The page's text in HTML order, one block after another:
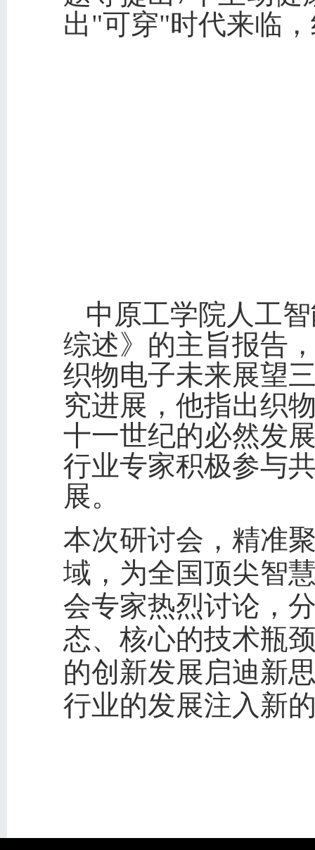
出"可穿"时代来临
中原工学院人工
综述》的主旨报告
织物电子未来展望
究进展，他指出织
十一世纪的必然发
行业专家积极参与
展。
本次研讨会，精准
域，为全国顶尖智
会专家热烈讨论，
态、核心的技术瓶
的创新发展启迪新
行业的发展注入新